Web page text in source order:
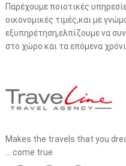
Παρέχουμε ποιοτικές
οικονομικές τιμές,και με
εξυπηρέτηση,ελπίζουμε να
στο χώρο και τα επόμενα
Makes the travels that you
... come true